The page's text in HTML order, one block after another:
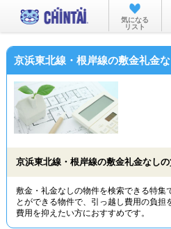
お部屋を
沿線
物件
TOP
気になる
リスト
京浜東北線・根岸線の敷金礼金
京浜東北線・根岸線の敷金礼金なし
敷金・礼金なしの物件を検索できる特集
とができる物件で、引っ越し費用の負担
費用を抑えたい方におすすめです。